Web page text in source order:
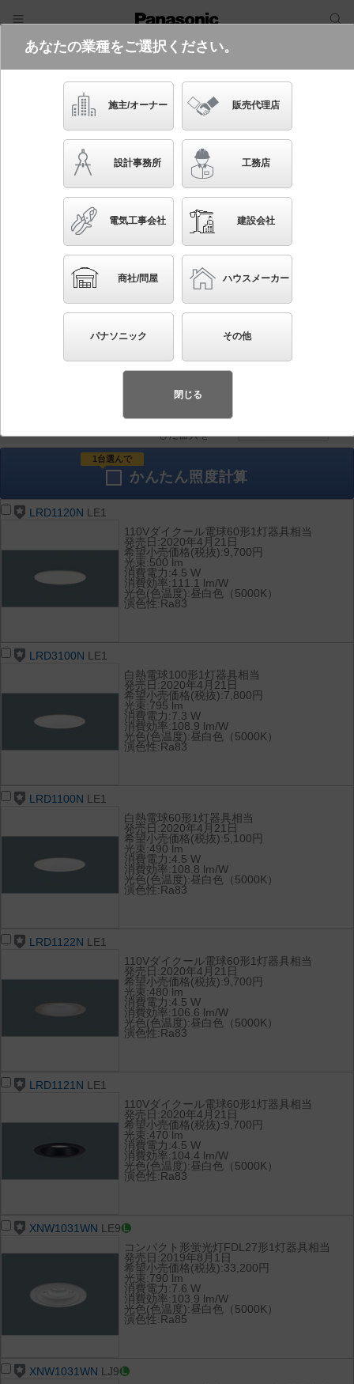
電気・建築設備（ビジネス）
照明器具検索
品番・キーワード
関連商品検索 LED（温白色）以外を使用
条件を選び直す
293件 ◀ 1/30▼ ▶
各種データ
チェック
した器具を
1台選んで
かんたん 照度計算
LRD1120N LE1
110Vダイクール電球60形1灯器具相当
発売日:2020年4月21日
希望小売価格(税抜):9,700円
光束:500 lm
消費電力:4.5 W
消費効率:111.1 lm/W
光色(色温度):昼白色（5000K）
演色性:Ra83
LRD3100N LE1
白熱電球100形1灯器具相当
発売日:2020年4月21日
希望小売価格(税抜):7,800円
光束:795 lm
消費電力:7.3 W
消費効率:108.9 lm/W
光色(色温度):昼白色（5000K）
演色性:Ra83
LRD1100N LE1
白熱電球60形1灯器具相当
発売日:2020年4月21日
希望小売価格(税抜):5,100円
光束:490 lm
消費電力:4.5 W
消費効率:108.8 lm/W
光色(色温度):昼白色（5000K）
演色性:Ra83
LRD1122N LE1
110Vダイクール電球60形1灯器具相当
発売日:2020年4月21日
希望小売価格(税抜):9,700円
光束:480 lm
消費電力:4.5 W
消費効率:106.6 lm/W
光色(色温度):昼白色（5000K）
演色性:Ra83
LRD1121N LE1
110Vダイクール電球60形1灯器具相当
発売日:2020年4月21日
希望小売価格(税抜):9,700円
光束:470 lm
消費電力:4.5 W
消費効率:104.4 lm/W
光色(色温度):昼白色（5000K）
演色性:Ra83
XNW1031WN LE9
コンパクト形蛍光灯FDL27形1灯器具相当
発売日:2019年8月1日
希望小売価格(税抜):33,200円
光束:790 lm
消費電力:7.6 W
消費効率:103.9 lm/W
光色(色温度):昼白色（5000K）
演色性:Ra85
XNW1031WN LJ9
あなたの業種をご選択ください。
施主/オーナー 販売代理店
設計事務所 工務店
電気工事会社 建設会社
商社/問屋 ハウスメーカー
パナソニック その他
閉じる